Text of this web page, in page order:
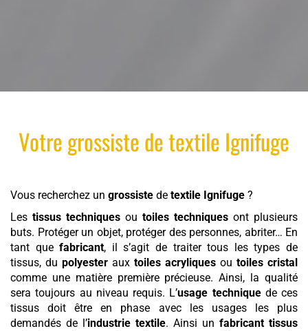
Votregrossistedetextile Ignifuge
Vous recherchez un grossiste de textile Ignifuge ?
Les tissus techniques ou toiles techniques ont plusieurs
buts. Protéger un objet, protéger des personnes, abriter… En
tant quefabricant, il s’agit de traiter tous les types de
tissus, du polyester aux toiles acryliques ou toiles cristal
comme une matière première précieuse. Ainsi, la qualité
sera toujours au niveau requis. L’usage techniquede ces
tissus doit être en phase avec les usages les plus
demandés de l’industrie textile. Ainsi un fabricant tissus